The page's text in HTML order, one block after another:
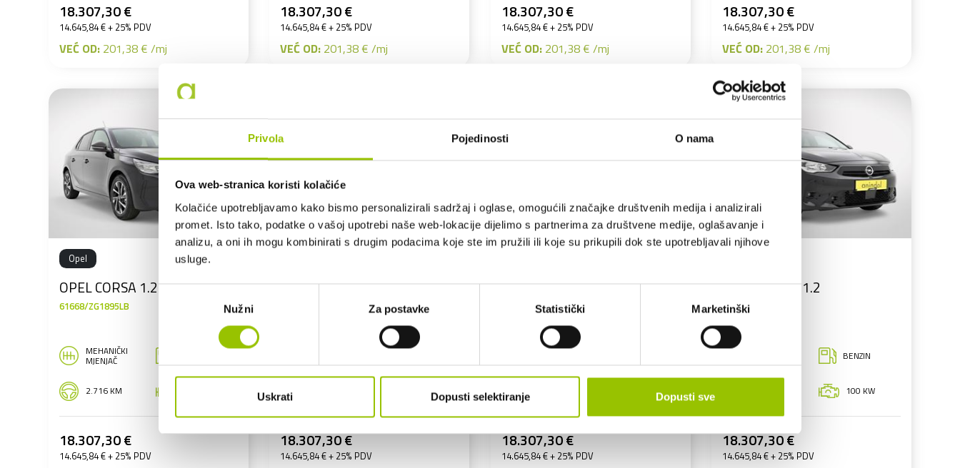
Privola Pojedinosti O nama
Ova web-stranica koristi kolačiće
Kolačiće upotrebljavamo kako bismo personalizirali sadržaj i oglase, omogućili značajke društvenih medija i analizirali
promet. Isto tako, podatke o vašoj upotrebi naše web-lokacije dijelimo s partnerima za društvene medije, oglašavanje i
analizu, a oni ih mogu kombinirati s drugim podacima koje ste im pružili ili koje su prikupili dok ste upotrebljavali njihove
usluge.
Nužni Za postavke Statistički Marketinški
Uskrati Dopusti selektiranje Dopusti sve
18.307,30 €
14.645,84 € + 25% PDV
VEĆ OD: 201,38 € /mj
18.307,30 €
14.645,84 € + 25% PDV
VEĆ OD: 201,38 € /mj
18.307,30 €
14.645,84 € + 25% PDV
VEĆ OD:201,38 € /mj
18.307,30 €
14.645,84 € + 25% PDV
VEĆ OD:201,38 € /mj
Opel
OPEL CORSA 1.2
61668/ZG1895LB
MEHANIČKI
MJENJAČ
2.716 KM
18.307,30 €
14.645,84 € + 25% PDV
OPEL CORSA 1.2
18.307,30 €
14.645,84 € + 25% PDV
OPEL CORSA 1.2
62403/ZG1928LB
MEHANIČKI
18.307,30 €
14.645,84 € + 25% PDV
OPEL CORSA 1.2
61667/ZG1958LB
BENZIN
100 KW
18.307,30 €
14.645,84 € + 25% PDV